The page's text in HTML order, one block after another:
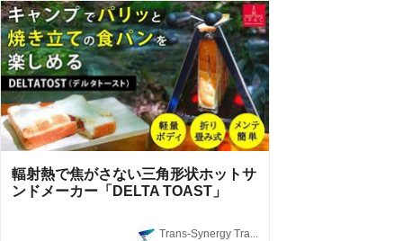
輻射熱で焦がさない三角形状ホットサ
ンドメーカー「DELTA TOAST」
Trans-Synergy Tra...